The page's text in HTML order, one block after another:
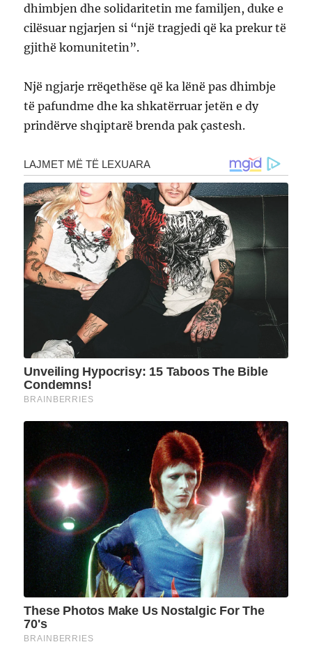
dhimbjen dhe solidaritetin me familjen, duke e
cilësuar ngjarjen si “një tragjedi që ka prekur të
gjithë komunitetin”.
Një ngjarje rrëqethëse që ka lënë pas dhimbje
të pafundme dhe ka shkatërruar jetën e dy
prindërve shqiptarë brenda pak çastesh.